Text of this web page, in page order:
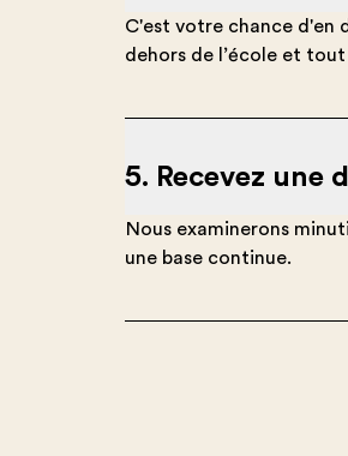
C'est votre chance d'en
dehors de l’école et
5. Recevez une
Nous examinerons
une base continue.